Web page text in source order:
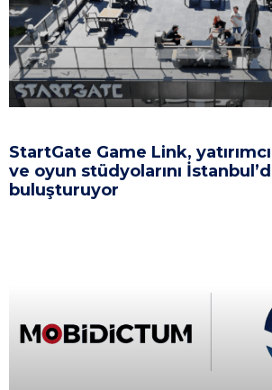
StartGate Game Link,
ve oyun stüdyolarını
buluşturuyor